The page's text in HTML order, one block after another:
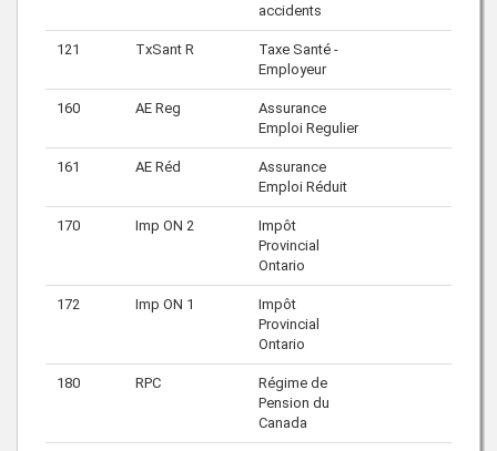
accidents
121 TxSant R
Taxe Santé -
Employeur
160 AE Reg
Assurance
Emploi Regulier
161 AE Réd
Assurance
Emploi Réduit
170 Imp ON 2
Impôt
Provincial
Ontario
172 Imp ON 1
Impôt
Provincial
Ontario
180 RPC
Régime de
Pension du
Canada